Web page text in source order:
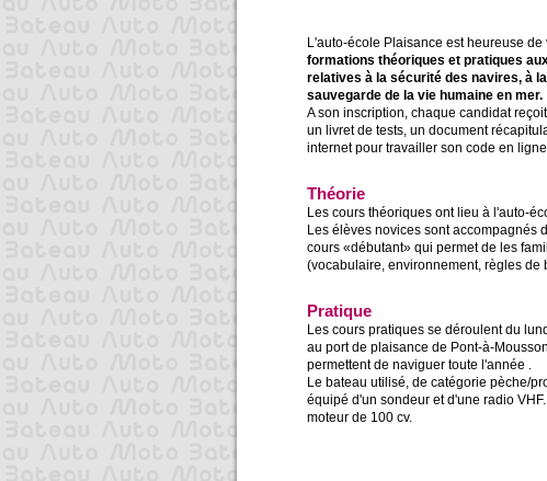
L'auto-école Plaisance est heureuse
formations théoriques et pratiques
relatives à la sécurité des navires, à
sauvegarde de la vie humaine en mer.
A son inscription, chaque candidat
un livret de tests, un document
internet pour travailler son code en
Théorie
Les cours théoriques ont lieu à l'auto-
Les élèves novices sont accompagnés
cours «débutant» qui permet de les
(vocabulaire, environnement, règles
Pratique
Les cours pratiques se déroulent du
au port de plaisance de Pont-à-
permettent de naviguer toute l'année .
Le bateau utilisé, de catégorie pèche/
équipé d'un sondeur et d'une radio
moteur de 100 cv.